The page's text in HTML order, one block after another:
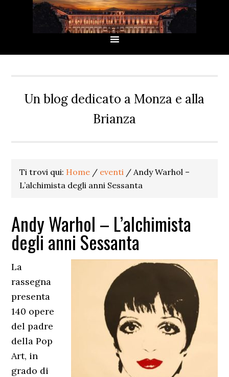
Un blog dedicato a Monza e alla
Brianza
Ti trovi qui: Home / eventi / Andy Warhol –
L’alchimista degli anni Sessanta
Andy Warhol – L’alchimista
degli anni Sessanta
La
rassegna
presenta
140 opere
del padre
della Pop
Art, in
grado di